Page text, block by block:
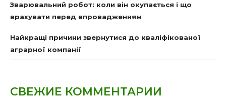
Зварювальний робот: коли він окупається і що
врахувати перед впровадженням
Найкращі причини звернутися до кваліфікованої
аграрної компанії
СВЕЖИЕ КОММЕНТАРИИ